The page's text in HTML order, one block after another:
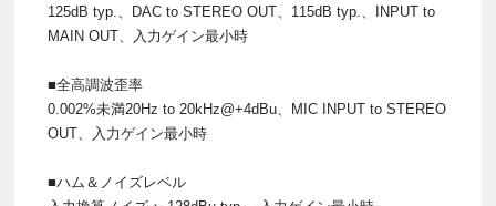
125dB typ.、DAC to STEREO OUT、115dB typ.、INPUT to
MAIN OUT、入力ゲイン最小時
■全高調波歪率
0.002%未満20Hz to 20kHz@+4dBu、MIC INPUT to STEREO
OUT、入力ゲイン最小時
■ハム＆ノイズレベル